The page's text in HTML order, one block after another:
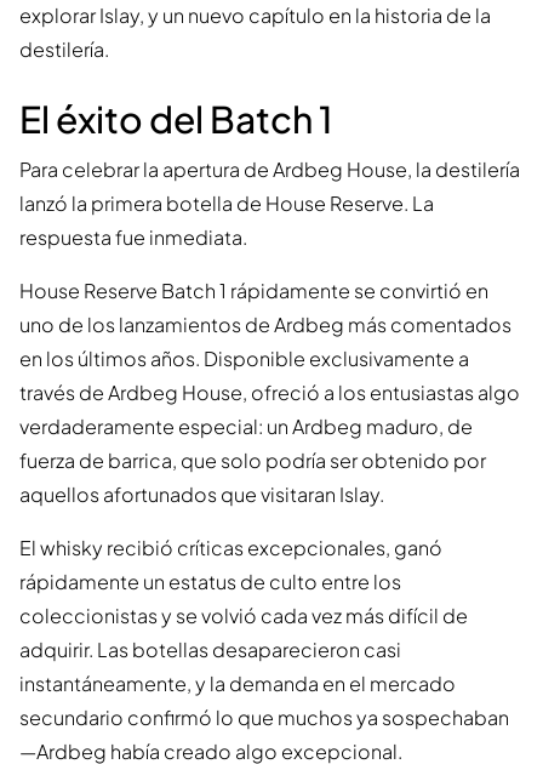
explorar Islay, y un nuevo capítulo en la historia de la
destilería.
El éxito del Batch 1
Para celebrar la apertura de Ardbeg House, la destilería
lanzó la primera botella de House Reserve. La
respuesta fue inmediata.
House Reserve Batch 1 rápidamente se convirtió en
uno de los lanzamientos de Ardbeg más comentados
en los últimos años. Disponible exclusivamente a
través de Ardbeg House, ofreció a los entusiastas algo
verdaderamente especial: un Ardbeg maduro, de
fuerza de barrica, que solo podría ser obtenido por
aquellos afortunados que visitaran Islay.
El whisky recibió críticas excepcionales, ganó
rápidamente un estatus de culto entre los
coleccionistas y se volvió cada vez más difícil de
adquirir. Las botellas desaparecieron casi
instantáneamente, y la demanda en el mercado
secundario confirmó lo que muchos ya sospechaban
—Ardbeg había creado algo excepcional.